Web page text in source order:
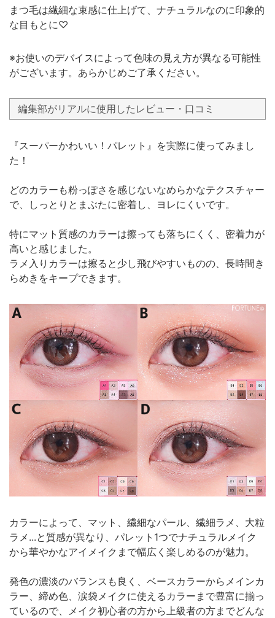
まつ毛は繊細な束感に仕上げて、ナチュラルなのに印象的
な目もとに♡
※お使いのデバイスによって色味の見え方が異なる可能性
がございます。あらかじめご了承ください。
編集部がリアルに使用したレビュー・口コミ
『スーパーかわいい！パレット』を実際に使ってみまし
た！
どのカラーも粉っぽさを感じないなめらかなテクスチャー
で、しっとりとまぶたに密着し、ヨレにくいです。
特にマット質感のカラーは擦っても落ちにくく、密着力が
高いと感じました。
ラメ入りカラーは擦ると少し飛びやすいものの、長時間き
らめきをキープできます。
カラーによって、マット、繊細なパール、繊細ラメ、大粒
ラメ...と質感が異なり、パレット1つでナチュラルメイク
から華やかなアイメイクまで幅広く楽しめるのが魅力。
発色の濃淡のバランスも良く、ベースカラーからメインカ
ラー、締め色、涙袋メイクに使えるカラーまで豊富に揃っ
ているので、メイク初心者の方から上級者の方までどんな